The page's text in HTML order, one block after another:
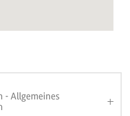
- Allgemeines